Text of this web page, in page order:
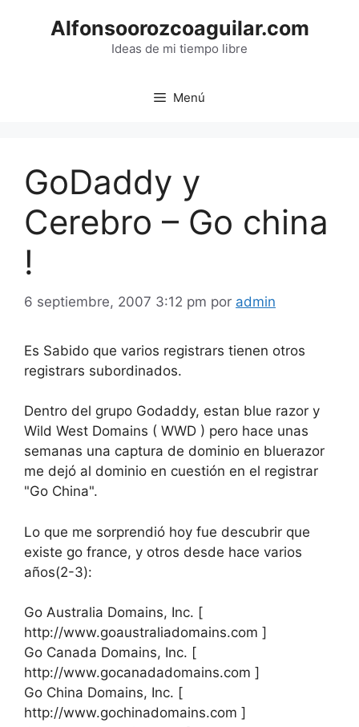
Alfonsoorozcoaguilar.com
Ideas de mi tiempo libre
Menú
GoDaddy y
Cerebro – Go china
!
6 septiembre, 2007 3:12 pm por admin
Es Sabido que varios registrars tienen otros
registrars subordinados.
Dentro del grupo Godaddy, estan blue razor y
Wild West Domains ( WWD ) pero hace unas
semanas una captura de dominio en bluerazor
me dejó al dominio en cuestión en el registrar
"Go China".
Lo que me sorprendió hoy fue descubrir que
existe go france, y otros desde hace varios
años(2-3):
Go Australia Domains, Inc. [
http://www.goaustraliadomains.com ]
Go Canada Domains, Inc. [
http://www.gocanadadomains.com ]
Go China Domains, Inc. [
http://www.gochinadomains.com ]